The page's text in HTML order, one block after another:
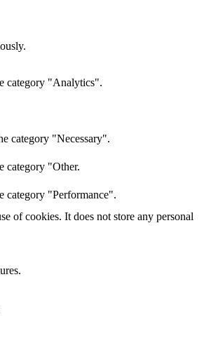
category "Analytics".
category "Necessary".
category "Other.
category "Performance".
of cookies. It does not store any personal